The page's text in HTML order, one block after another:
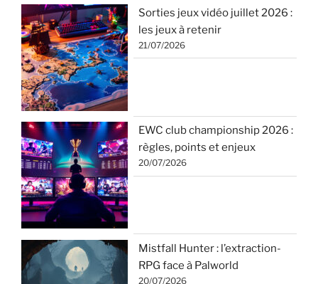
Sorties jeux vidéo juillet 2026 :
les jeux à retenir
21/07/2026
EWC club championship 2026 :
règles, points et enjeux
20/07/2026
Mistfall Hunter : l’extraction-
RPG face à Palworld
20/07/2026